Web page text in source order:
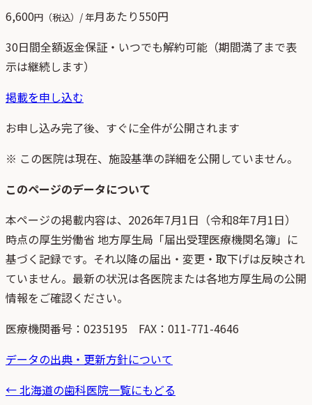
6,600円（税込）/ 年月あたり550円
30日間全額返金保証・いつでも解約可能（期間満了まで表
示は継続します）
掲載を申し込む
お申し込み完了後、すぐに全件が公開されます
※ この医院は現在、施設基準の詳細を公開していません。
このページのデータについて
本ページの掲載内容は、 2026年7月1日 （令和8年7月1日）
時点の厚生労働省 地方厚生局「届出受理医療機関名簿」 に
基づく記録です。それ以降の届出・変更・取下げは反映され
ていません。最新の状況は各医院または各地方厚生局の公開
情報をご確認ください。
医療機関番号： 0235195 FAX：011-771-4646
データの出典・更新方針について
←北海道の歯科医院一覧にもどる